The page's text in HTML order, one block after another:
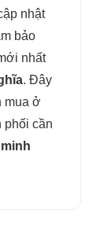
nhật
bảo
nhất
. Đây
mua ở
phối cần